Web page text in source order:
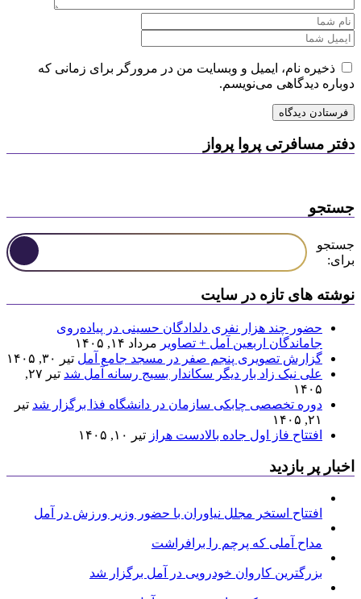
ذخیره نام، ایمیل و وبسایت من در مرورگر برای زمانی که
دوباره دیدگاهی می‌نویسم.
دفتر مسافرتی پروا پرواز
جستجو
جستجو
برای:
نوشته های تازه در سایت
حضور چند هزار نفری دلدادگان حسینی در پیاده‌روی
جاماندگان اربعین آمل + تصاویر مرداد ۱۴, ۱۴۰۵
گزارش تصویری پنجم صفر در مسجد جامع آمل تیر ۳۰, ۱۴۰۵
علی نیک زاد بار دیگر سکاندار بسیج رسانه آمل شد
تیر ۲۷,
۱۴۰۵
دوره تخصصی چابکی سازمان در دانشگاه فذا برگزار شد تیر
۲۱, ۱۴۰۵
افتتاح فاز اول جاده بالادست هراز تیر ۱۰, ۱۴۰۵
اخبار پر بازدید
افتتاح استخر مجلل نیاوران با حضور وزیر ورزش در آمل
مداح آملی که پرچم را برافراشت
بزرگترین کاروان خودرویی در آمل برگزار شد